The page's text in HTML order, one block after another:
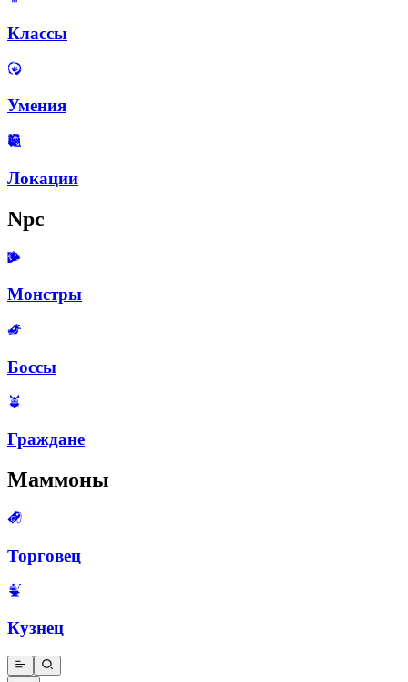
Классы
Умения
Локации
Npc
Монстры
Боссы
Граждане
Маммоны
Торговец
Кузнец